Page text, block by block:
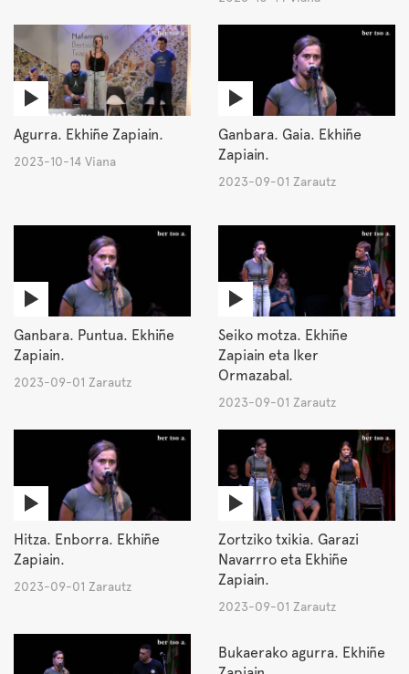
Agurra. Ekhiñe Zapiain.
2023-10-14 Viana
Ganbara. Gaia. Ekhiñe
Zapiain.
2023-09-01 Zarautz
Ganbara. Puntua. Ekhiñe
Zapiain.
2023-09-01 Zarautz
Seiko motza. Ekhiñe
Zapiain eta Iker
Ormazabal.
2023-09-01 Zarautz
Hitza. Enborra. Ekhiñe
Zapiain.
2023-09-01 Zarautz
Zortziko txikia. Garazi
Navarrro eta Ekhiñe
Zapiain.
2023-09-01 Zarautz
Bukaerako agurra. Ekhiñe